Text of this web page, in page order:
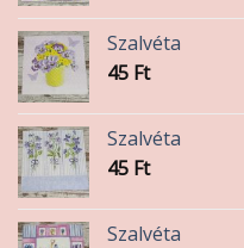
Szalvéta
45 Ft
Szalvéta
45 Ft
Szalvéta